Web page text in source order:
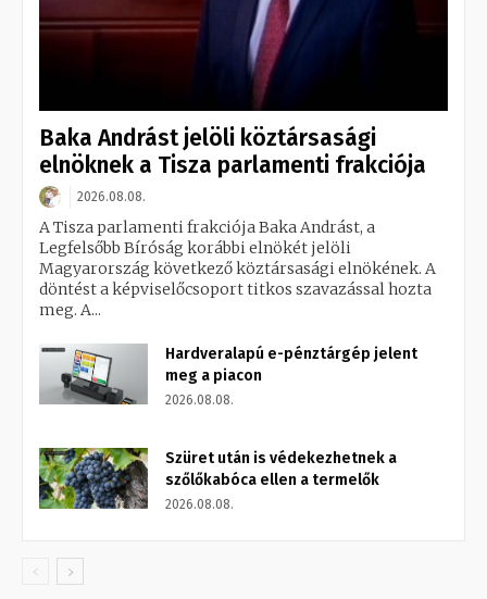
Baka Andrást jelöli köztársasági
elnöknek a Tisza parlamenti frakciója
2026.08.08.
A Tisza parlamenti frakciója Baka Andrást, a
Legfelsőbb Bíróság korábbi elnökét jelöli
Magyarország következő köztársasági elnökének. A
döntést a képviselőcsoport titkos szavazással hozta
meg. A...
Hardveralapú e-pénztárgép jelent
meg a piacon
2026.08.08.
Szüret után is védekezhetnek a
szőlőkabóca ellen a termelők
2026.08.08.